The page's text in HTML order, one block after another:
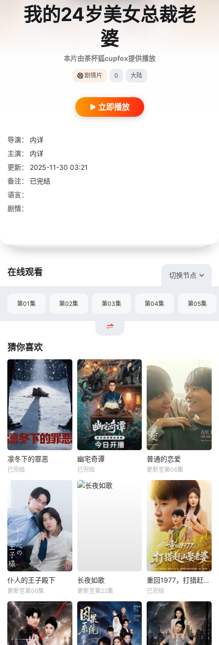
我的24岁美女总裁老
婆
本片由茶杯狐cupfox提供播放
剧情片 0 大陆
立即播放
导演：
内详
主演：
内详
更新：
2025-11-30 03:21
备注：
已完结
语言：
剧情：
在线观看 切换节点
第01集 第02集 第03集 第04集 第05集
猜你喜欢
凛冬下的罪恶
已完结
幽宅奇谭
已完结
普通的恋爱
更新至第06集
仆人的王子殿下
更新至第06集
长夜如歌
更新至第22集
重回1977，打猎赶山娶老婆
已完结